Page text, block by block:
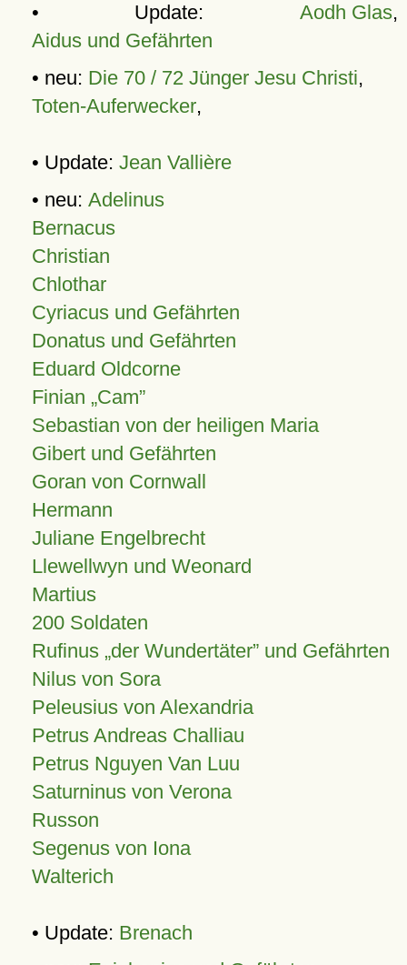
• Update: Aodh Glas,
Aidus und Gefährten
• neu: Die 70 / 72 Jünger Jesu Christi,
Toten-Auferwecker,
• Update: Jean Vallière
• neu: Adelinus
Bernacus
Christian
Chlothar
Cyriacus und Gefährten
Donatus und Gefährten
Eduard Oldcorne
Finian Cam
Sebastian von der heiligen Maria
Gibert und Gefährten
Goran von Cornwall
Hermann
Juliane Engelbrecht
Llewellwyn und Weonard
Martius
200 Soldaten
Rufinus „der Wundertäter” und Gefährten
Nilus von Sora
Peleusius von Alexandria
Petrus Andreas Challiau
Petrus Nguyen Van Luu
Saturninus von Verona
Russon
Segenus von Iona
Walterich
• Update: Brenach